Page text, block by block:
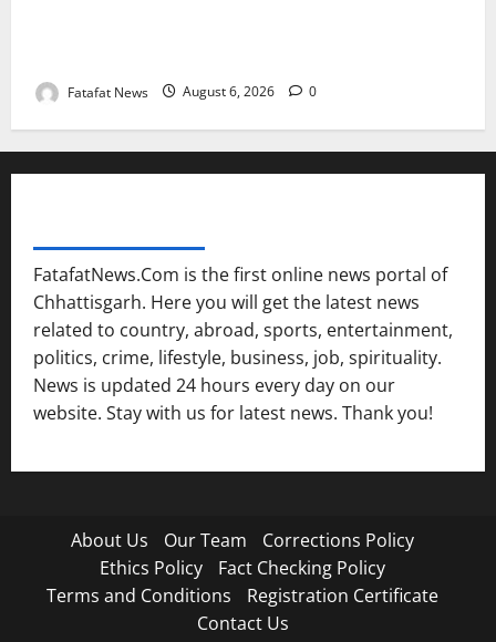
Fatafat News August 6, 2026 0
FatafatNews.Com is the first online news portal of
Chhattisgarh. Here you will get the latest news
related to country, abroad, sports, entertainment,
politics, crime, lifestyle, business, job, spirituality.
News is updated 24 hours every day on our
website. Stay with us for latest news. Thank you!
About Us Our Team
Corrections Policy
Ethics Policy
Fact Checking Policy
Terms and Conditions
Registration Certificate
Contact Us